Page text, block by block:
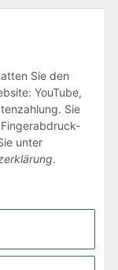
Sie den
YouTube,
Sie
unter
.